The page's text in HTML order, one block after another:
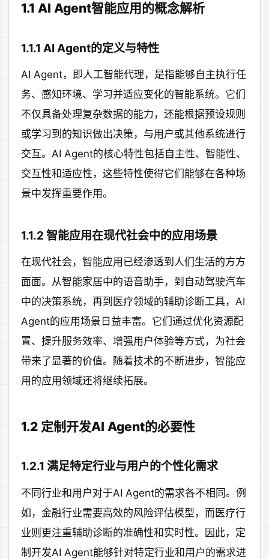
1.1 AI Agent智能应用的概念解析
1.1.1 AI Agent的定义与特性
AI Agent，即人工智能代理，是指能够自主执行任
务、感知环境、学习并适应变化的智能系统。它们
不仅具备处理复杂数据的能力，还能根据预设规则
或学习到的知识做出决策，与用户或其他系统进行
交互。AI Agent的核心特性包括自主性、智能性、
交互性和适应性，这些特性使得它们能够在各种场
景中发挥重要作用。
1.1.2 智能应用在现代社会中的应用场景
在现代社会，智能应用已经渗透到人们生活的方方
面面。从智能家居中的语音助手，到自动驾驶汽车
中的决策系统，再到医疗领域的辅助诊断工具，AI
Agent的应用场景日益丰富。它们通过优化资源配
置、提升服务效率、增强用户体验等方式，为社会
带来了显著的价值。随着技术的不断进步，智能应
用的应用领域还将继续拓展。
1.2 定制开发AI Agent的必要性
1.2.1 满足特定行业与用户的个性化需求
不同行业和用户对于AI Agent的需求各不相同。例
如，金融行业需要高效的风险评估模型，而医疗行
业则更注重辅助诊断的准确性和实时性。因此，定
制开发AI Agent能够针对特定行业和用户的需求进